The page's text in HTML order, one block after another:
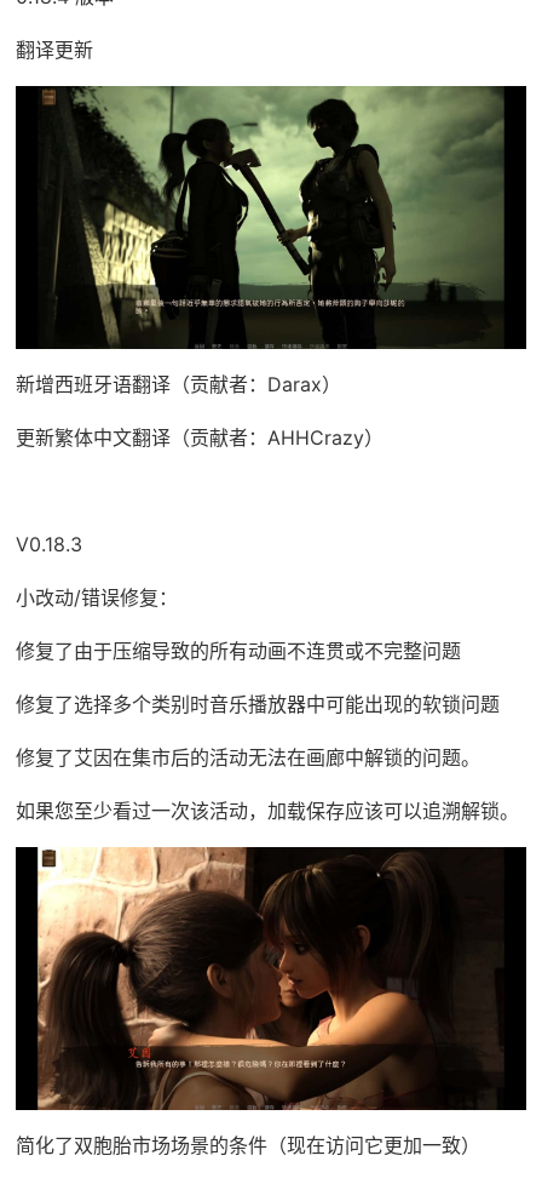
翻译更新
新增西班牙语翻译（贡献者：Darax）
更新繁体中文翻译（贡献者：AHHCrazy）
V0.18.3
小改动/错误修复：
修复了由于压缩导致的所有动画不连贯或不完整问题
修复了选择多个类别时音乐播放器中可能出现的软锁问题
修复了艾因在集市后的活动无法在画廊中解锁的问题。
如果您至少看过一次该活动，加载保存应该可以追溯解锁。
简化了双胞胎市场场景的条件（现在访问它更加一致）